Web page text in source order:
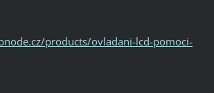
products/ovladani-lcd-pomoci-